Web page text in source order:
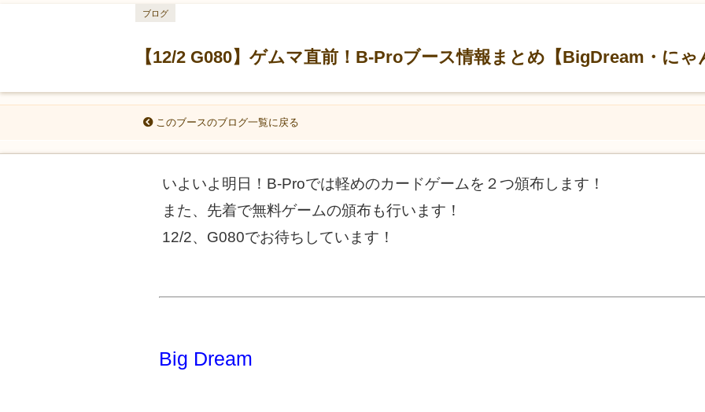
【12/2 G080】ゲムマ直前！B-Proブース情報まとめ【BigDream・にゃ
ブログ
このブースのブログ一覧に戻る
いよいよ明日！B-Proでは軽めのカードゲームを２つ頒布します！
また、先着で無料ゲームの頒布も行います！
12/2、G080でお待ちしています！
Big Dream